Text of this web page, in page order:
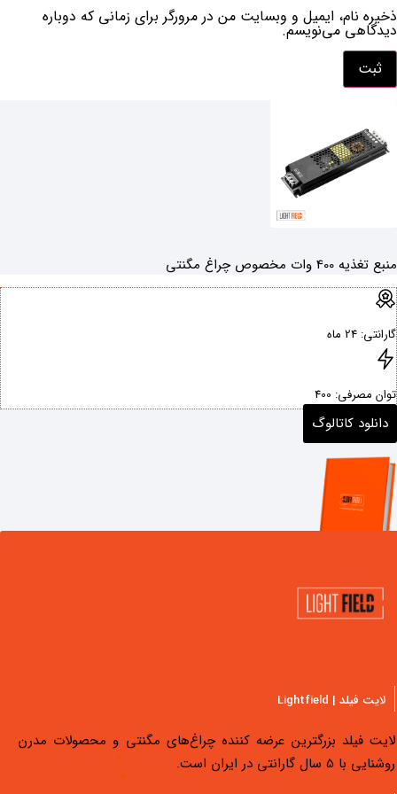
ذخیره نام، ایمیل و وبسایت من در مرورگر برای زمانی که دوباره
دیدگاهی می‌نویسم.
منبع تغذیه 400 وات مخصوص چراغ مگنتی
گارانتی: ‌24 ماه
توان مصرفی: ‌400
دانلود کاتالوگ
لایت فیلد | Lightfield
لایت فیلد بزرگترین عرضه کننده چراغ‌های مگنتی و محصولات مدرن
روشنایی با 5 سال گارانتی در ایران است.